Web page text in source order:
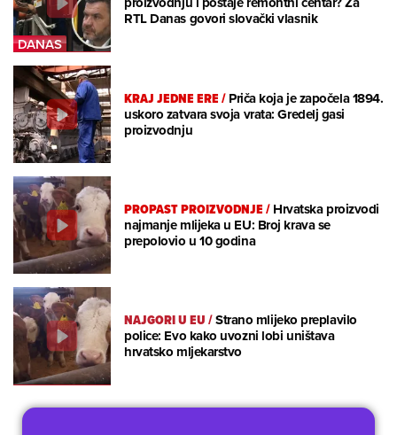
RTL Danas govori slovački vlasnik
KRAJ JEDNE ERE/Priča koja je započela 1894.
uskoro zatvara svoja vrata: Gredelj gasi
proizvodnju
PROPAST PROIZVODNJE/Hrvatska proizvodi
najmanje mlijeka u EU: Broj krava se
prepolovio u 10 godina
NAJGORI U EU/Strano mlijeko preplavilo
police: Evo kako uvozni lobi uništava
hrvatsko mljekarstvo